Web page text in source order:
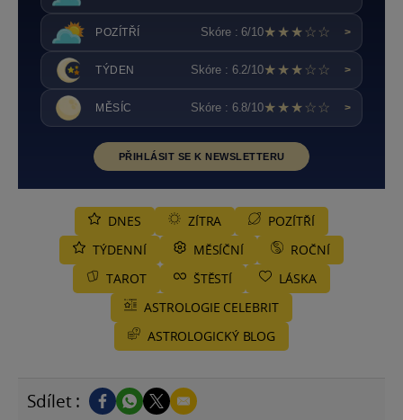
POZÍTŘÍ Skóre : 6/10★★★☆☆ >
TÝDEN Skóre : 6.2/10★★★☆☆ >
MĚSÍC Skóre : 6.8/10★★★☆☆ >
PŘIHLÁSIT SE K NEWSLETTERU
DNES ZÍTRA
POZÍTŘÍ
TÝDENNÍ
MĚSÍČNÍ
ROČNÍ
TAROT
ŠTĚSTÍ
LÁSKA
ASTROLOGIE CELEBRIT
ASTROLOGICKÝ BLOG
Sdílet :